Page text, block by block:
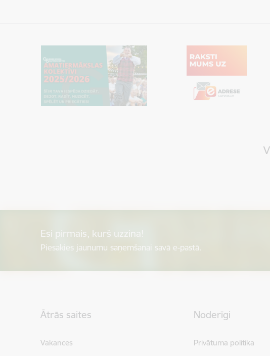
Esi pirmais, kurš uzzina!
Piesakies jaunumu saņemšanai savā e-pastā.
Ātrās saites
Vakances
Noderīgi
Privātuma politika